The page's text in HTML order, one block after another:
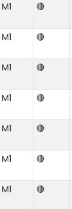
M1 🔴
M1 🔴
M1 🔴
M1 🔴
M1 🔴
M1 🔴
M1 🔴